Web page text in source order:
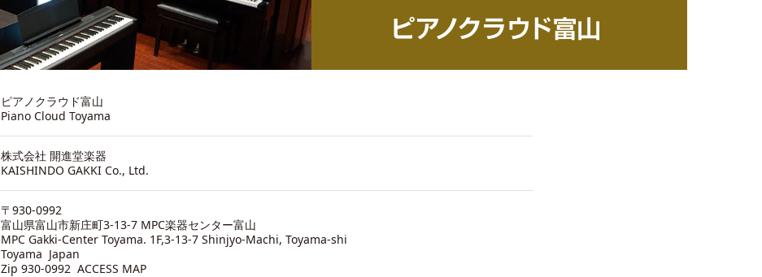
ピアノクラウド富山
Piano Cloud Toyama
株式会社 開進堂楽器
KAISHINDO GAKKI Co., Ltd.
〒930-0992
富山県富山市新庄町3-13-7 MPC楽器センター富山
MPC Gakki-Center Toyama. 1F,3-13-7 Shinjyo-Machi, Toyama-shi
Toyama Japan
Zip 930-0992 ACCESS MAP